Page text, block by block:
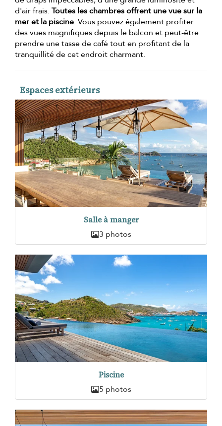
d'air frais. Toutes les chambres offrent une vue sur la
mer et la piscine. Vous pouvez également profiter
des vues magnifiques depuis le balcon et peut-être
prendre une tasse de café tout en profitant de la
tranquillité de cet endroit charmant.
Espaces extérieurs
Salle à manger
3 photos
Piscine
5 photos